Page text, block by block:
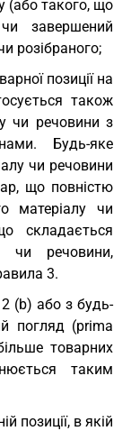
(або такого, що
завершений
розібраного;
позиції на
також
чи речовини з
Будь-яке
чи речовини
що повністю
матеріалу чи
складається
чи речовини,
3.
(b) або з будь-
погляд (prima
товарних
таким
позиції, в якій